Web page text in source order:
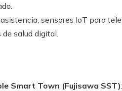
sensores IoT para
salud digital.
Smart Town (Fujisawa SST)